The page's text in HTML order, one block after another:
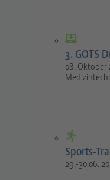
3. GOTS
08. Oktober
Sports-
29.-30.06.